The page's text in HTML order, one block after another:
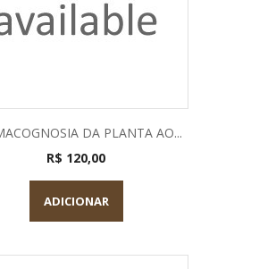
DA PLANTA AO...
R$ 120,00
ADICIONAR